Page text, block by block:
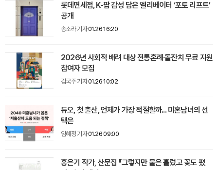
롯데면세점, K-팝 감성 담은 엘리베이터 ‘포토 리프트’
공개
송소라 기자01.26 16:20
2026년 사회적 배려 대상 전통혼례·돌잔치 무료 지원
참여자 모집
김국주 기자01.26 10:02
듀오, 첫 출산, 언제가 가장 적절할까... 미혼남녀의 선
택은
임혜정 기자01.26 09:00
홍은기 작가, 산문집 『그렇지만 물은 흘렀고 꽃도 폈